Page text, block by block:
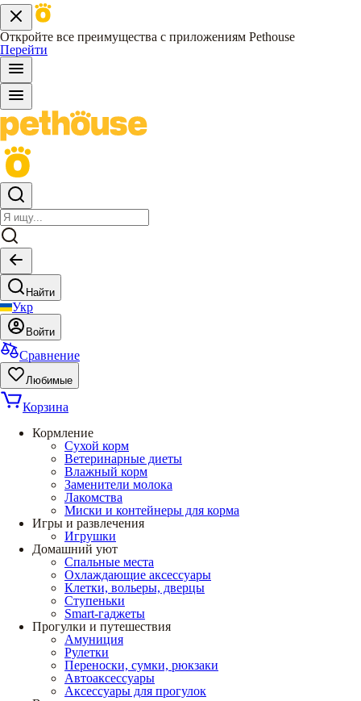
Откройте все преимущества с приложениям Pethouse
Перейти
Найти
Укр
Войти
Сравнение
Любимые
Корзина
Кормление
Сухой корм
Ветеринарные диеты
Влажный корм
Заменители молока
Лакомства
Миски и контейнеры для корма
Игры и развлечения
Игрушки
Домашний уют
Спальные места
Охлаждающие аксессуары
Клетки, вольеры, дверцы
Ступеньки
Smart-гаджеты
Прогулки и путешествия
Амуниция
Рулетки
Переноски, сумки, рюкзаки
Автоаксессуары
Аксессуары для прогулок